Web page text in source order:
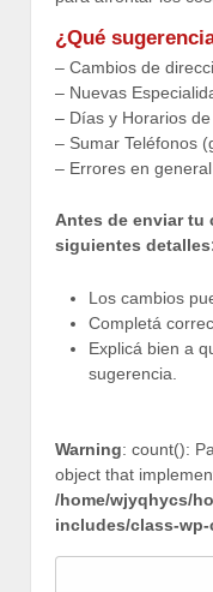
¿Qué
– Cambios de
– Nuevas
– Días y Horarios
– Sumar Teléfonos
– Errores en
Antes de enviar tu
siguientes
Los cambios
Completá
Explicá bien a
sugerencia.
Warning: count():
object that
/home/wjyqhycs/
includes/class-